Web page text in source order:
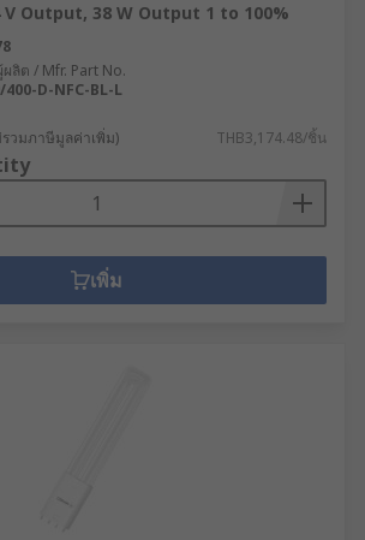
V Output, 38 W Output 1 to 100%
ลิต / Mfr. Part No.
D-NFC-BL-L
รวมภาษีมูลค่าเพิ่ม) THB3,174.48/ชิ้น
เพิ่ม